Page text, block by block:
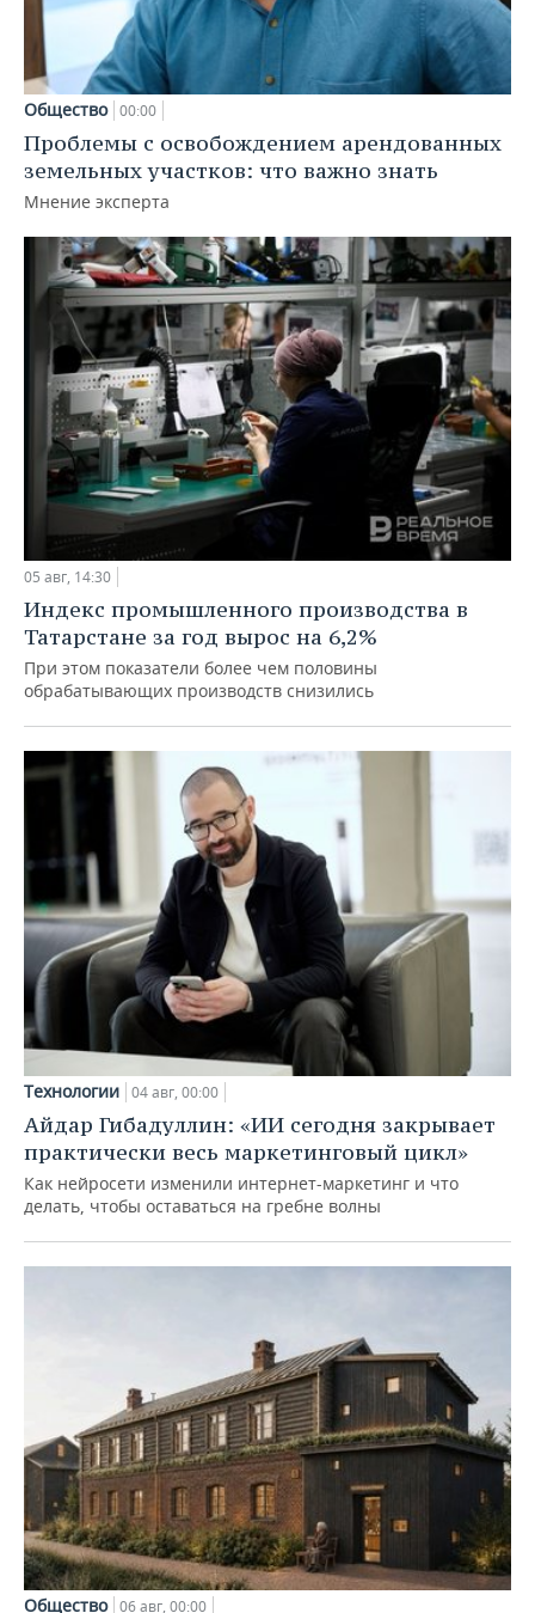
Общество 00:00
Проблемы с освобождением арендованных
земельных участков: что важно знать
Мнение эксперта
05 авг, 14:30
Индекс промышленного производства в
Татарстане за год вырос на 6,2%
При этом показатели более чем половины
обрабатывающих производств снизились
Технологии 04 авг, 00:00
Айдар Гибадуллин: «ИИ сегодня закрывает
практически весь маркетинговый цикл»
Как нейросети изменили интернет-маркетинг и что
делать, чтобы оставаться на гребне волны
Общество 06 авг, 00:00